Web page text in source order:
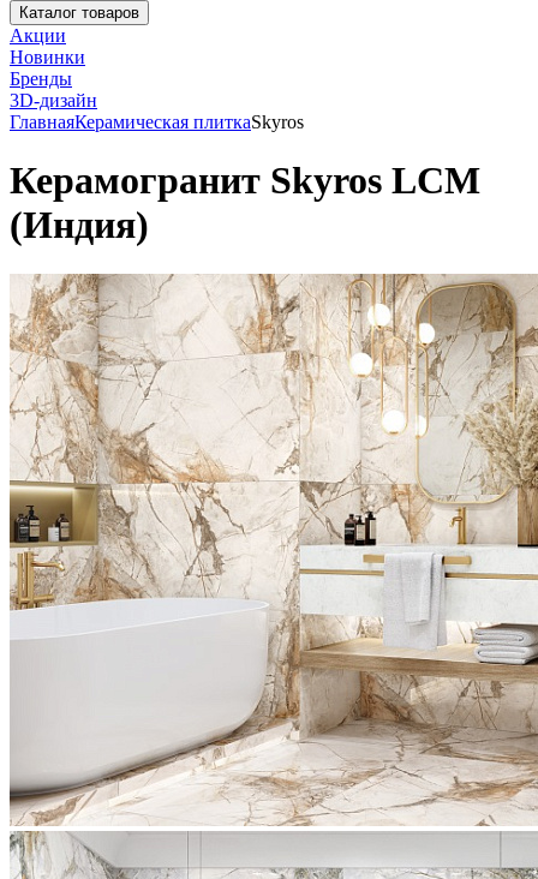
Каталог товаров
Акции
Новинки
Бренды
3D-дизайн
ГлавнаяКерамическая плиткаSkyros
Керамогранит Skyros LCM
(Индия)